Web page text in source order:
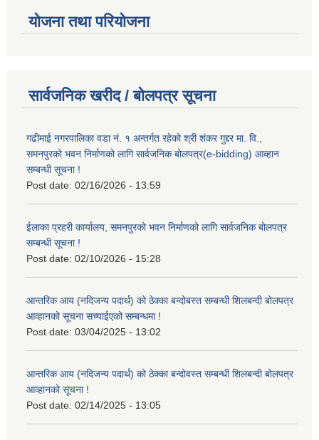
योजना तथा परियोजना
सार्वजनिक खरीद / बोलपत्र सूचना
गढीमाई नगरपालिका वडा नं. १ अन्तर्गत रहेको श्री शंकर गुद्दर मा. वि.,
समनपुरको भवन निर्माणको लागि सार्वजनिक बोलपत्र(e-bidding) आव्हान
सम्बन्धी सूचना !
Post date: 02/16/2026 - 13:59
ईलाका प्रहरी कार्यालय, समनपुरको भवन निर्माणको लागि सार्वजनिक बोलपत्र
सम्बन्धी सूचना !
Post date: 02/10/2026 - 15:28
आन्तरिक आय (नदिजन्य पदार्थ) को ठेक्का बन्दोबस्त सम्बन्धी शिलबन्दी बोलपत्र
आव्हानको सूचना सच्याईएको सम्बन्धमा !
Post date: 03/04/2025 - 13:02
आन्तरिक आय (नदिजन्य पदार्थ) को ठेक्का बन्दोवस्त सम्बन्धी शिलबन्दी बोलपत्र
आव्हानको सूचना !
Post date: 02/14/2025 - 13:05